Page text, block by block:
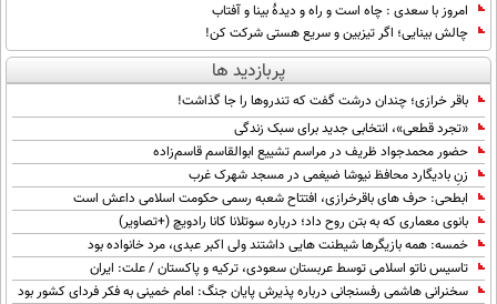
امروز با سعدی : چاه است و راه و دیدهٔ بینا و آفتاب
چالش بینایی؛ اگر تیزبین و سریع هستی شرکت کن!
پربازدید ها
باقر خرازی؛ چندان درشت گفت که تندروها را جا گذاشت!
«تجرد قطعی»، انتخابی جدید برای سبک زندگی
حضور محمدجواد ظریف در مراسم تشییع ابوالقاسم قاسم‌زاده
زنِ بادیگارد محافظ نیوشا ضیغمی در مسجد شهرک غرب
ابطحی: حرف های باقرخرازی، افتتاح شعبه رسمی حکومت اسلامی داعش است
بانوی معماری که به بتن روح داد؛ درباره سوتلانا کانا رادویچ (+تصاویر)
خمسه: همه بازیگرها شیطنت هایی داشتند ولی اکبر عبدی، مرد خانواده بود
تاسیس ناتو اسلامی توسط عربستان سعودی، ترکیه و پاکستان / علت: ایران
سخنرانی هاشمی رفسنجانی درباره پذیرش پایان جنگ: امام خمینی به فکر فردای کشور بود